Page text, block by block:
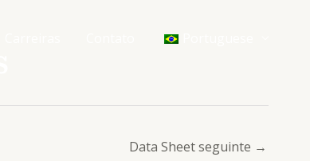
Data Sheet seguinte →